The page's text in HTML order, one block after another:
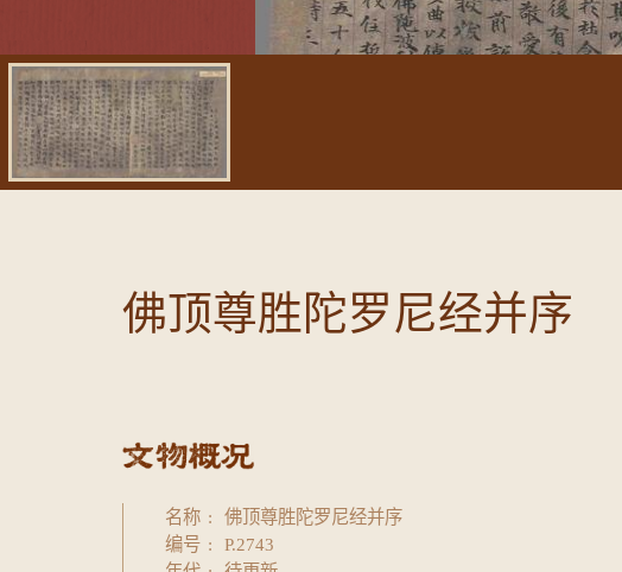
佛顶尊胜陀罗尼经并序
名称
佛顶尊胜陀罗尼经并序
编号
P.2743